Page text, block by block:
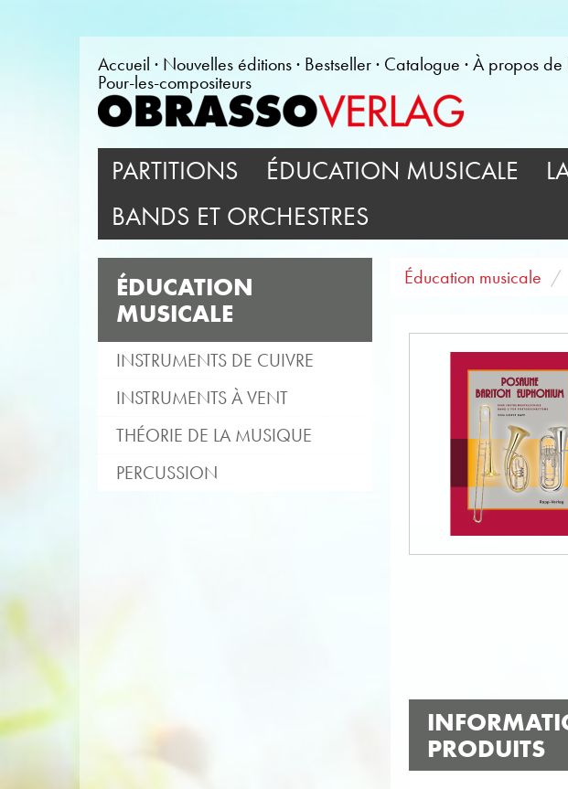
Accueil Nouvelles éditions Bestseller Catalogue
À propos de
Pour-les-compositeurs
PARTITIONS ÉDUCATION MUSICALE
BANDS ET ORCHESTRES
ÉDUCATION
MUSICALE
INSTRUMENTS DE CUIVRE
INSTRUMENTS À VENT
THÉORIE DE LA MUSIQUE
PERCUSSION
Éducation musicale
PRODUITS